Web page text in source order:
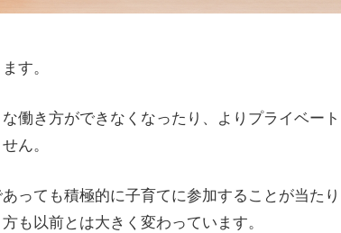
す。
働き方ができなくなったり、よりプライベート
ん。
っても積極的に子育てに参加することが当たり
も以前とは大きく変わっています。